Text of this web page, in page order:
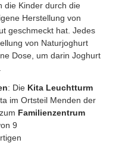
die Kinder durch die
Herstellung von
geschmeckt hat. Jedes
von Naturjoghurt
Dose, um darin Joghurt
: Die Kita Leuchtturm
im Ortsteil Menden der
Familienzentrum
9